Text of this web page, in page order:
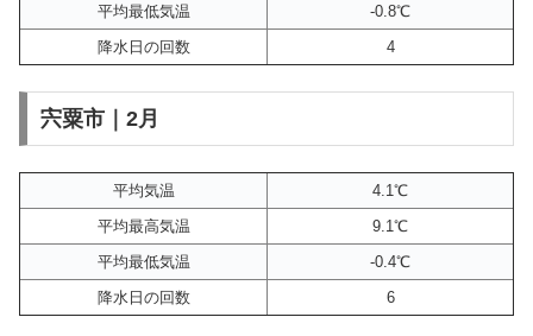
平均最低気温
-0.8℃
降水日の回数
4
宍粟市｜2月
平均気温
4.1℃
平均最高気温
9.1℃
平均最低気温
-0.4℃
降水日の回数
6